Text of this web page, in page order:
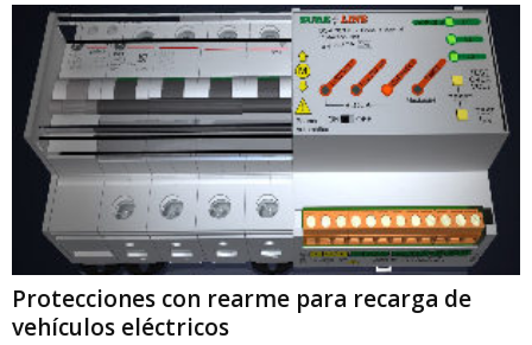
Protecciones con rearme para recarga de
vehículos eléctricos